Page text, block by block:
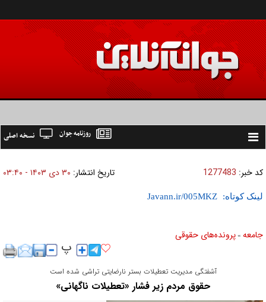
Toggle
نسخه اصلی روزنامه جوان
کد خبر: 1277483 تاریخ انتشار: ۳۰ دی ۱۴۰۳ - ۰۳:۴۰
لینک کوتاه:
جامعه » پرونده‌های حقوقی
آشفتگی مدیریت تعطیلات بستر نارضایتی تراشی شده است
حقوق مردم زیر فشار «تعطیلات ناگهانی»